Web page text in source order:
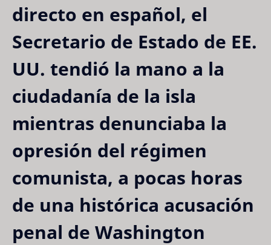
directo en español, el
Secretario de Estado de EE.
UU. tendió la mano a la
ciudadanía de la isla
mientras denunciaba la
opresión del régimen
comunista, a pocas horas
de una histórica acusación
penal de Washington